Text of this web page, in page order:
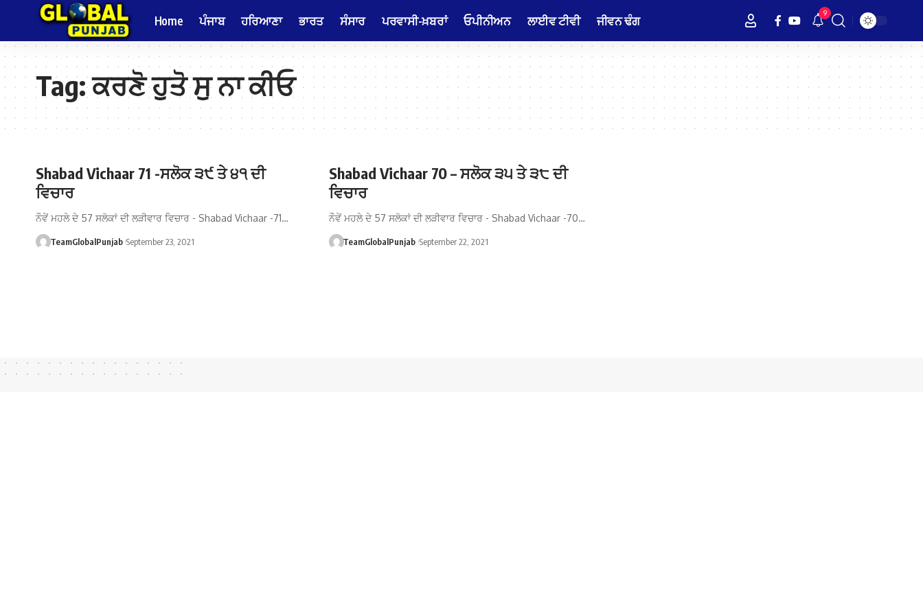
Home ਪੰਜਾਬ ਹਰਿਆਣਾ ਭਾਰਤ ਸੰਸਾਰ ਪਰਵਾਸੀ-ਖ਼ਬਰਾਂ ਓਪੀਨੀਅਨ ਲਾਈਵ ਟੀਵੀ ਜੀਵਨ ਢੰਗ 9
Tag:ਕਰਣੋ ਹੁਤੋ ਸੁ ਨਾ ਕੀਓ
Shabad Vichaar 71 -ਸਲੋਕ ੩੯ ਤੇ ੪੧ ਦੀ
ਵਿਚਾਰ
ਨੌਵੇਂ ਮਹਲੇ ਦੇ 57 ਸਲੋਕਾਂ ਦੀ ਲੜੀਵਾਰ ਵਿਚਾਰ - Shabad Vichaar -71…
TeamGlobalPunjab September 23, 2021
Shabad Vichaar 70 – ਸਲੋਕ ੩੫ ਤੇ ੩੮ ਦੀ
ਵਿਚਾਰ
ਨੌਵੇਂ ਮਹਲੇ ਦੇ 57 ਸਲੋਕਾਂ ਦੀ ਲੜੀਵਾਰ ਵਿਚਾਰ - Shabad Vichaar -70…
TeamGlobalPunjab September 22, 2021